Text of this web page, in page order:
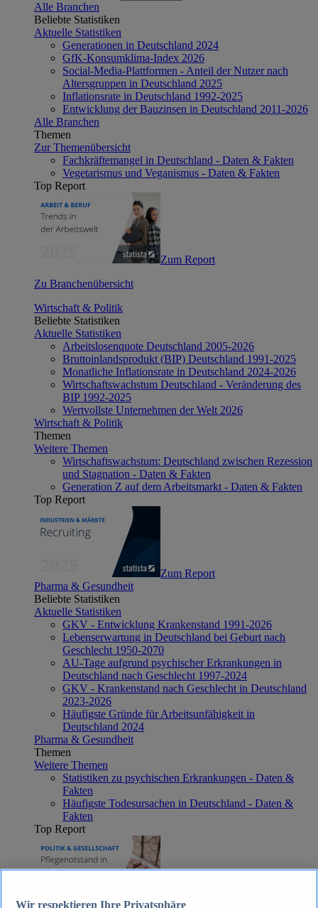
Alle Branchen
Beliebte Statistiken
Aktuelle Statistiken
Generationen in Deutschland 2024
GfK-Konsumklima-Index 2026
Social-Media-Plattformen - Anteil der Nutzer nach
Altersgruppen in Deutschland 2025
Inflationsrate in Deutschland 1992-2025
Entwicklung der Bauzinsen in Deutschland 2011-2026
Alle Branchen
Themen
Zur Themenübersicht
Fachkräftemangel in Deutschland - Daten & Fakten
Vegetarismus und Veganismus - Daten & Fakten
Top Report
Zum Report
Zu Branchenübersicht
Wirtschaft & Politik
Beliebte Statistiken
Aktuelle Statistiken
Arbeitslosenquote Deutschland 2005-2026
Bruttoinlandsprodukt (BIP) Deutschland 1991-2025
Monatliche Inflationsrate in Deutschland 2024-2026
Wirtschaftswachstum Deutschland - Veränderung des
BIP 1992-2025
Wertvollste Unternehmen der Welt 2026
Wirtschaft & Politik
Themen
Weitere Themen
Wirtschaftswachstum: Deutschland zwischen Rezession
und Stagnation - Daten & Fakten
Generation Z auf dem Arbeitsmarkt - Daten & Fakten
Top Report
Zum Report
Pharma & Gesundheit
Beliebte Statistiken
Aktuelle Statistiken
GKV - Entwicklung Krankenstand 1991-2026
Lebenserwartung in Deutschland bei Geburt nach
Geschlecht 1950-2070
AU-Tage aufgrund psychischer Erkrankungen in
Deutschland nach Geschlecht 1997-2024
GKV - Krankenstand nach Geschlecht in Deutschland
2023-2026
Häufigste Gründe für Arbeitsunfähigkeit in
Deutschland 2024
Pharma & Gesundheit
Themen
Weitere Themen
Statistiken zu psychischen Erkrankungen - Daten &
Fakten
Häufigste Todesursachen in Deutschland - Daten &
Fakten
Top Report
Zum Report
Wir respektieren Ihre Privatsphäre